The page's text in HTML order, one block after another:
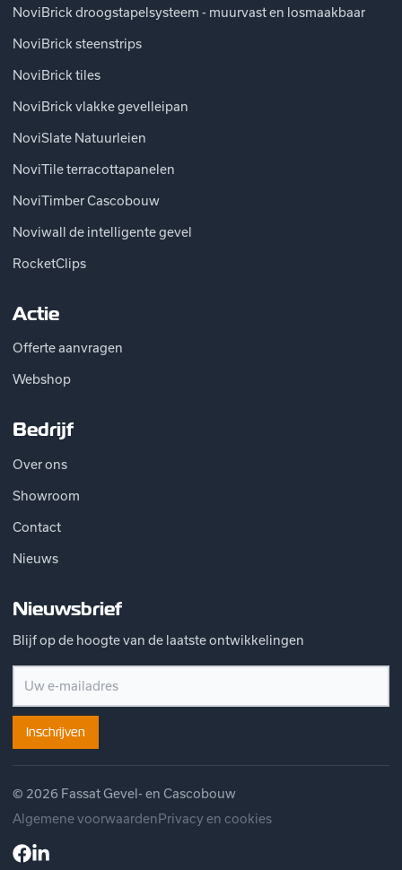
NoviBrick droogstapelsysteem - muurvast en losmaakbaar
NoviBrick steenstrips
NoviBrick tiles
NoviBrick vlakke gevelleipan
NoviSlate Natuurleien
NoviTile terracottapanelen
NoviTimber Cascobouw
Noviwall de intelligente gevel
RocketClips
Actie
Offerte aanvragen
Webshop
Bedrijf
Over ons
Showroom
Contact
Nieuws
Nieuwsbrief
Blijf op de hoogte van de laatste ontwikkelingen
Inschrijven
© 2026 Fassat Gevel- en Cascobouw
Algemene voorwaardenPrivacy en cookies